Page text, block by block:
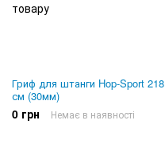
Гриф для штанги Hop-Sport 218
см (30мм)
0 грн Немає в наявності